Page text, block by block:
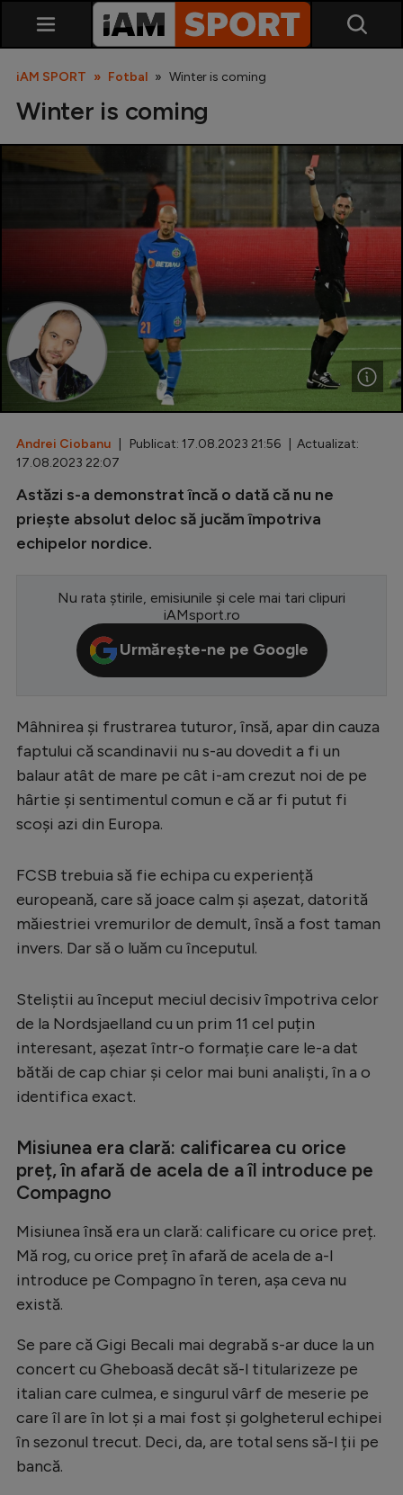
SuperLiga
Liga 2
Cupa României
Echipa Națională
Fotbal feminin
Special
Diverse
Inedit
Clasamente
Europa League
CM 2026
LaLiga
Serie A
Ligue 1
Campionate
EURO 2024
Stranieri
Clasamente
Tenis
Handbal
Natație
Formula 1
Gimnastică
Rugby
Ciclism
Alte sporturi
iAM SPORT Fotbal Winter is coming
Winter is coming
Andrei Ciobanu | Publicat: 17.08.2023 21:56 | Actualizat:
17.08.2023 22:07
Astăzi s-a demonstrat încă o dată că nu ne
priește absolut deloc să jucăm împotriva
echipelor nordice.
Nu rata știrile, emisiunile și cele mai tari clipuri
iAMsport.ro
Urmărește-ne pe Google
Mâhnirea și frustrarea tuturor, însă, apar din cauza
faptului că scandinavii nu s-au dovedit a fi un
balaur atât de mare pe cât i-am crezut noi de pe
hârtie și sentimentul comun e că ar fi putut fi
scoși azi din Europa.
FCSB trebuia să fie echipa cu experiență
europeană, care să joace calm și așezat, datorită
măiestriei vremurilor de demult, însă a fost taman
invers. Dar să o luăm cu începutul.
Steliștii au început meciul decisiv împotriva celor
de la Nordsjaelland cu un prim 11 cel puțin
interesant, așezat într-o formație care le-a dat
bătăi de cap chiar și celor mai buni analiști, în a o
identifica exact.
Misiunea era clară: calificarea cu orice
preț, în afară de acela de a îl introduce pe
Compagno
Misiunea însă era un clară: calificare cu orice preț.
Mă rog, cu orice preț în afară de acela de a-l
introduce pe Compagno în teren, așa ceva nu
există.
Se pare că Gigi Becali mai degrabă s-ar duce la un
concert cu Gheboasă decât să-l titularizeze pe
italian care culmea, e singurul vârf de meserie pe
care îl are în lot și a mai fost și golgheterul echipei
în sezonul trecut. Deci, da, are total sens să-l ții pe
bancă.